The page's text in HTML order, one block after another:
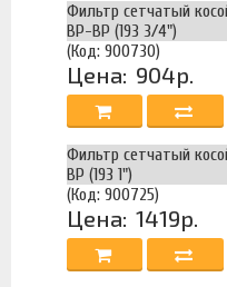
Фильтр сетчатый
ВР-ВР (193 3/4")
(Код: 900730)
Цена: 904р.
Фильтр сетчатый
ВР (193 1")
(Код: 900725)
Цена: 1419р.